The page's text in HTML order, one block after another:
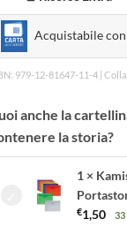
Acquistabile con
979-12-81647-11-4 |
anche la
la storia?
1 ×
€1,50